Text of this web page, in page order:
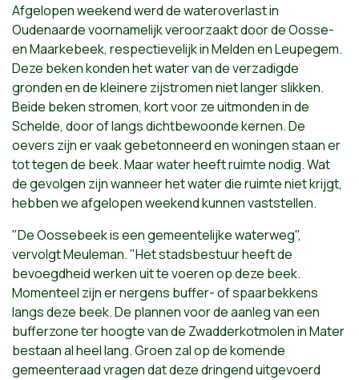
Afgelopen weekend werd de wateroverlast in
Oudenaarde voornamelijk veroorzaakt door de Oosse-
en Maarkebeek, respectievelijk in Melden en Leupegem.
Deze beken konden het water van de verzadigde
gronden en de kleinere zijstromen niet langer slikken.
Beide beken stromen, kort voor ze uitmonden in de
Schelde, door of langs dichtbewoonde kernen. De
oevers zijn er vaak gebetonneerd en woningen staan er
tot tegen de beek. Maar water heeft ruimte nodig. Wat
de gevolgen zijn wanneer het water die ruimte niet krijgt,
hebben we afgelopen weekend kunnen vaststellen.
"De Oossebeek is een gemeentelijke waterweg",
vervolgt Meuleman. "Het stadsbestuur heeft de
bevoegdheid werken uit te voeren op deze beek.
Momenteel zijn er nergens buffer- of spaarbekkens
langs deze beek. De plannen voor de aanleg van een
bufferzone ter hoogte van de Zwadderkotmolen in Mater
bestaan al heel lang. Groen zal op de komende
gemeenteraad vragen dat deze dringend uitgevoerd